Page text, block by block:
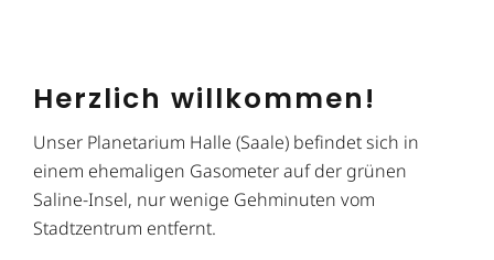
Herzlich willkommen!
Unser Planetarium Halle (Saale) befindet sich in
einem ehemaligen Gasometer auf der grünen
Saline-Insel, nur wenige Gehminuten vom
Stadtzentrum entfernt.